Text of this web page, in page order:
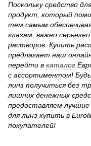
Поскольку средство
продукт, который
тем самым
глазам, важно
растворов. Купить
предлагает наш
перейти в каталог
с ассортиментом!
линз получиться без
лишних денежных
предоставляем лучшие
для линз купить в
покупателей!